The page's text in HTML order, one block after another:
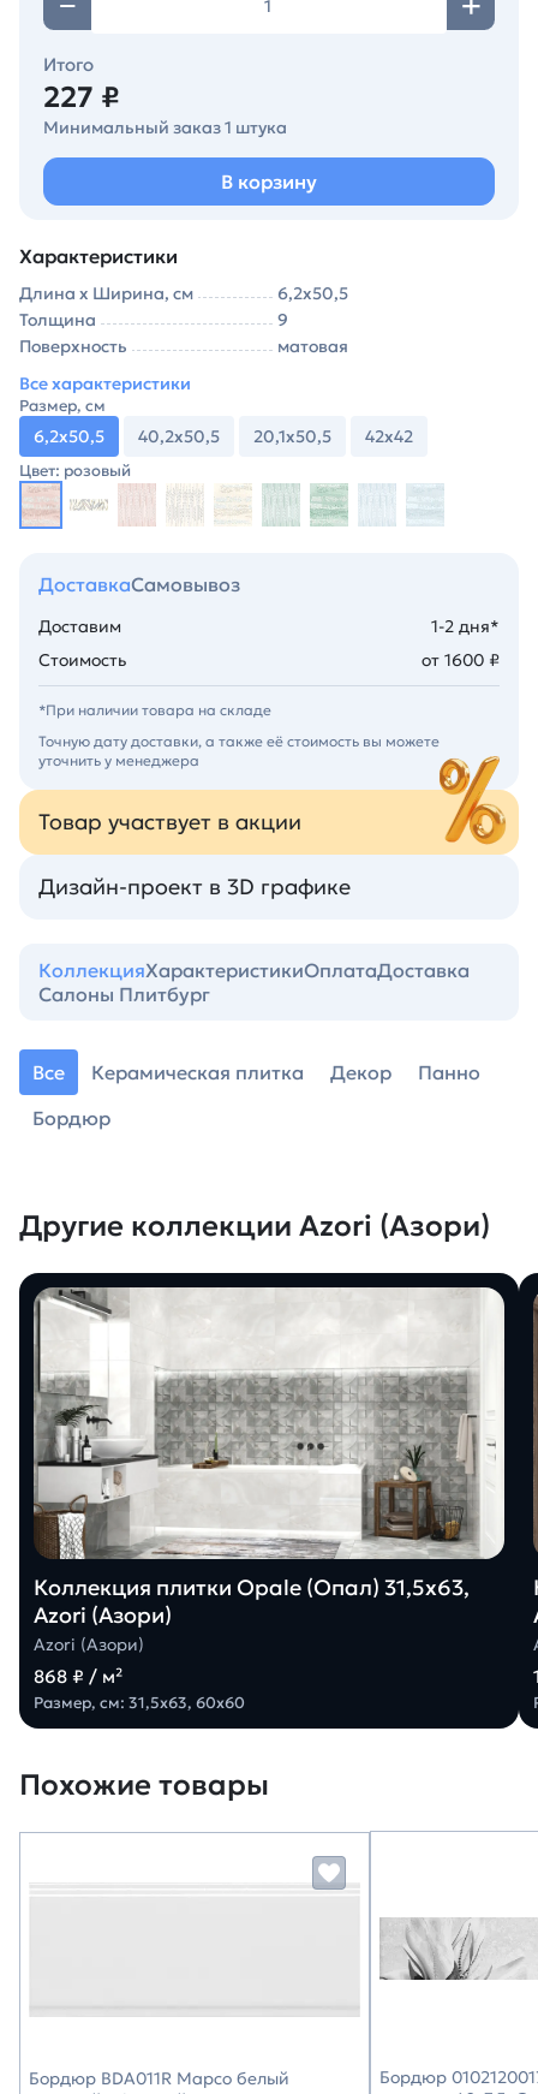
Итого
227 ₽
Минимальный заказ 1 штука
В корзину
Характеристики
Длина х Ширина, см
6,2х50,5
Толщина
9
Поверхность
матовая
Все характеристики
Размер, см
6,2х50,5 40,2х50,5 20,1х50,5 42х42
Цвет: розовый
ДоставкаСамовывоз
Доставим
1-2 дня*
Стоимость
от 1600 ₽
*При наличии товара на складе
Точную дату доставки, а также её стоимость вы можете
уточнить у менеджера
Товар участвует в акции
Дизайн-проект в 3D графике
КоллекцияХарактеристикиОплатаДоставка
Салоны Плитбург
Все Керамическая плитка Декор
Панно
Бордюр
Другие коллекции Azori (Азори)
Коллекция плитки Opale (Опал) 31,5х63,
Azori (Азори)
Azori (Азори)
868 ₽ / м²
Размер, см: 31,5х63, 60х60
Похожие товары
Бордюр BDA011R Марсо белый
Бордюр